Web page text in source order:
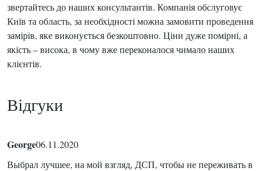
звертайтесь до наших консультантів. Компанія обслуговує
Київ та область, за необхідності можна замовити проведення
замірів, яке виконується безкоштовно. Ціни дуже помірні, а
якість – висока, в чому вже переконалося чимало наших
клієнтів.
Відгуки
George06.11.2020
Выбрал лучшее, на мой взгляд, ДСП, чтобы не переживать в